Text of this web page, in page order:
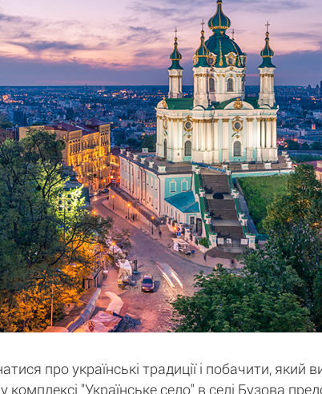
про українські традиції і побачити, який
комплексі "Українське село" в селі Бузова